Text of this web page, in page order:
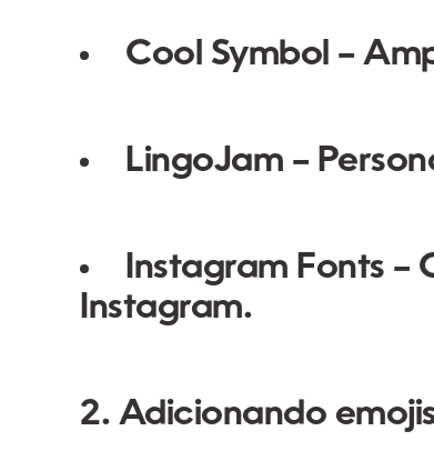
Cool Symbol –
LingoJam –
Instagram Fonts –
Instagram.
2. Adicionando